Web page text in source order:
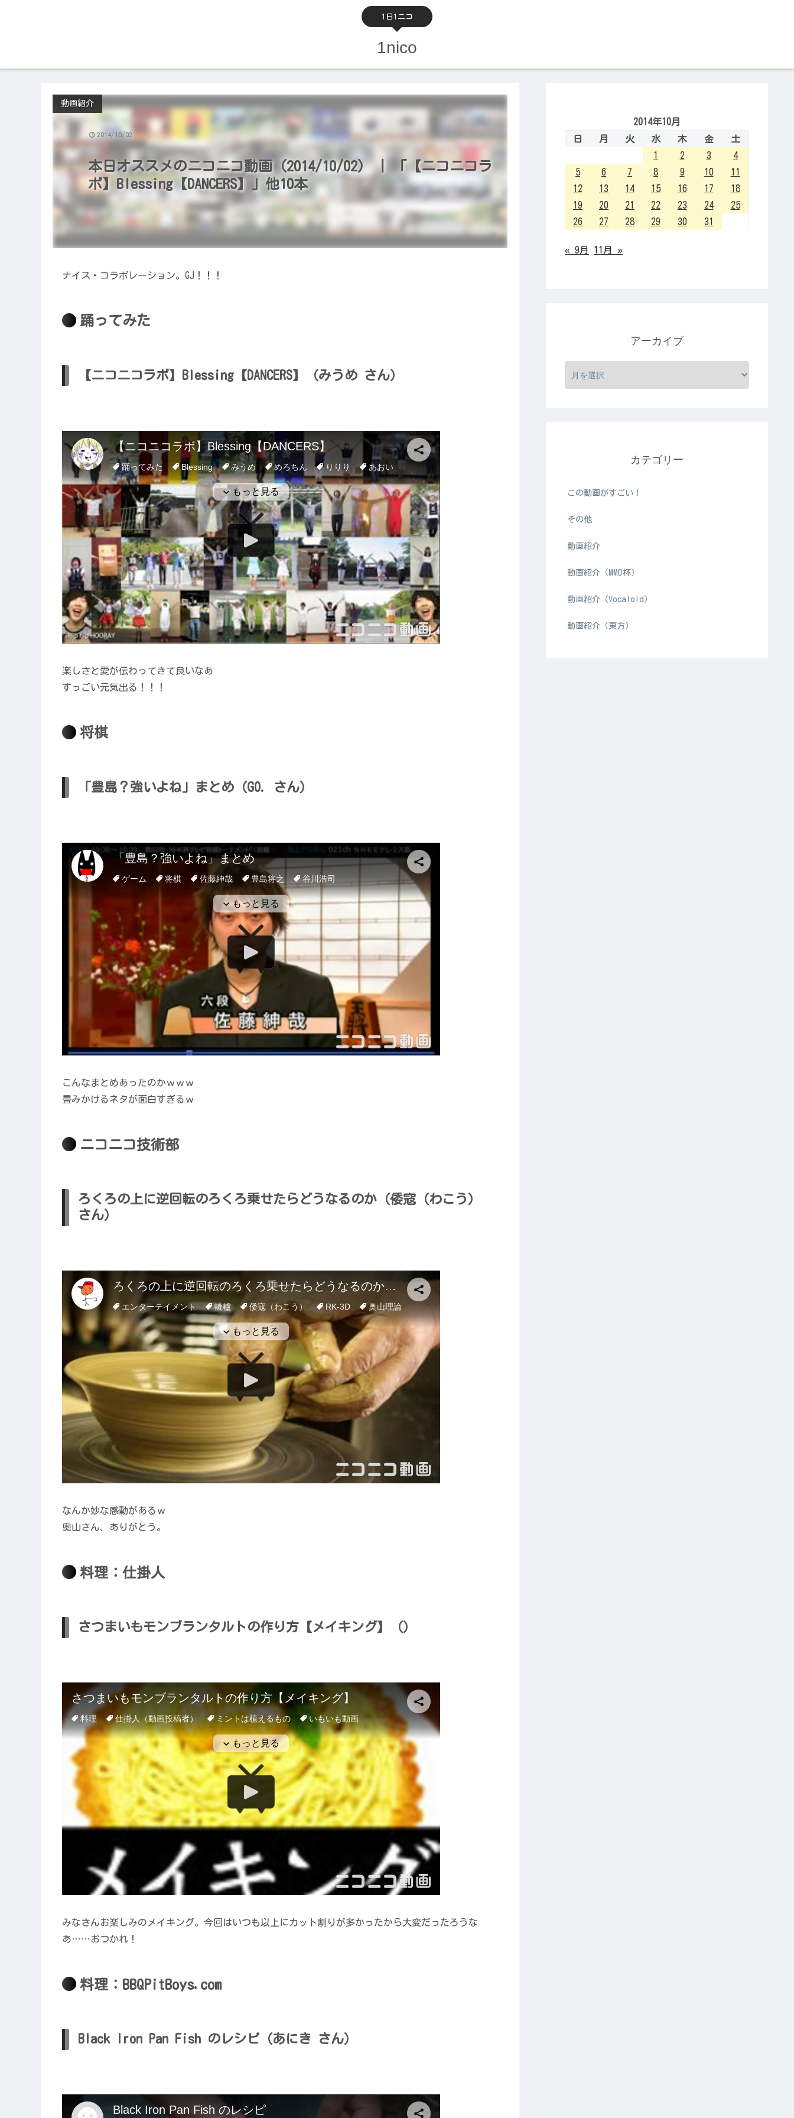
1日1ニコ
1nico
本日オススメのニコニコ動画（2014/10/02） | 「【ニコニコラ
ボ】Blessing【DANCERS】」他10本
動画紹介
2014/10/02
ナイス・コラボレーション。GJ！！！
踊ってみた
【ニコニコラボ】Blessing【DANCERS】（みうめ さん）
楽しさと愛が伝わってきて良いなあ
すっごい元気出る！！！
将棋
「豊島？強いよね」まとめ（GO. さん）
こんなまとめあったのかｗｗｗ
畳みかけるネタが面白すぎるｗ
ニコニコ技術部
ろくろの上に逆回転のろくろ乗せたらどうなるのか（倭寇（わこう）
さん）
なんか妙な感動があるｗ
奥山さん、ありがとう。
料理：仕掛人
さつまいもモンブランタルトの作り方【メイキング】（）
みなさんお楽しみのメイキング。今回はいつも以上にカット割りが多かったから大変だったろうな
あ……おつかれ！
料理：BBQPitBoys.com
Black Iron Pan Fish のレシピ（あにき さん）
2014年10月
日
月 火 水 木 金
土
1
2 3
4
5
6 7 8 9 10
11
12
13 14 15 16 17
18
19
20 21 22 23 24
25
26
27 28 29 30 31
« 9月 11月 »
アーカイブ
カテゴリー
この動画がすごい！
その他
動画紹介
動画紹介（MMD杯）
動画紹介（Vocaloid）
動画紹介（東方）